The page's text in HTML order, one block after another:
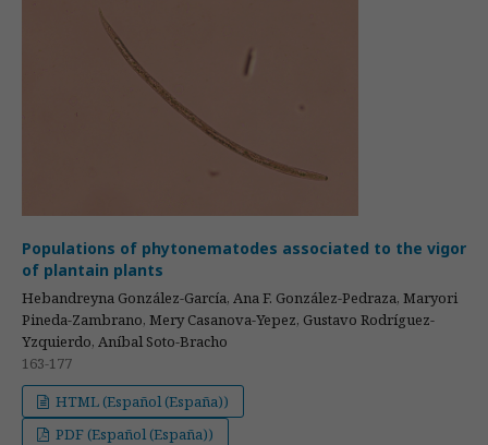
Populations of phytonematodes associated to the vigor
of plantain plants
Hebandreyna González-García, Ana F. González-Pedraza, Maryori
Pineda-Zambrano, Mery Casanova-Yepez, Gustavo Rodríguez-
Yzquierdo, Aníbal Soto-Bracho
163-177
HTML (Español (España))
PDF (Español (España))